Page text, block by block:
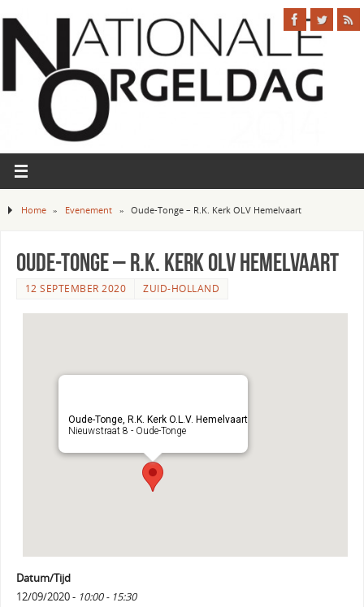
Home » Evenement » Oude-Tonge – R.K. Kerk OLV Hemelvaart
Oude-Tonge – R.K. Kerk OLV Hemelvaart
12 SEPTEMBER 2020 ZUID-HOLLAND
Oude-Tonge, R.K. Kerk O.L.V. Hemelvaart
Nieuwstraat 8 - Oude-Tonge
Datum/Tijd
12/09/2020 - 10:00 - 15:30